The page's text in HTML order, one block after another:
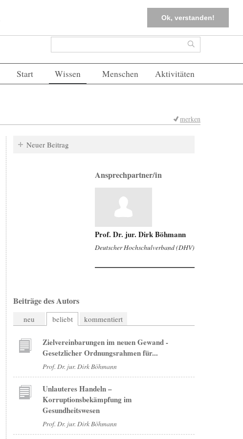
Ok, verstanden!
FAQs Einloggen
Suchformular Suche
Start Wissen Menschen Aktivitäten
merken
Neuer Beitrag
Ansprechpartner/in
Prof. Dr. jur. Dirk Böhmann
Deutscher Hochschulverband (DHV)
Beiträge des Autors
neu beliebt kommentiert
Zielvereinbarungen im neuen Gewand -
Gesetzlicher Ordnungsrahmen für...
Prof. Dr. jur. Dirk Böhmann
Unlauteres Handeln –
Korruptionsbekämpfung im
Gesundheitswesen
Prof. Dr. jur. Dirk Böhmann